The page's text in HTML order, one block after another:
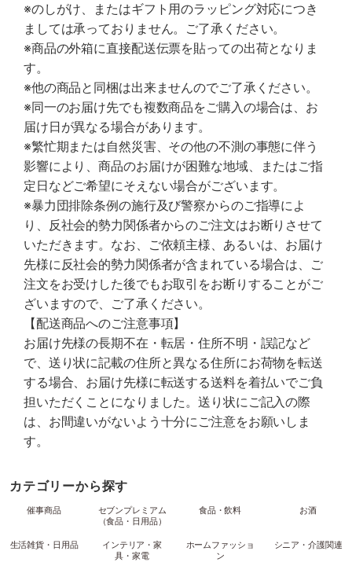
※のしがけ、またはギフト用のラッピング対応につき
ましては承っておりません。ご了承ください。
※商品の外箱に直接配送伝票を貼っての出荷となりま
す。
※他の商品と同梱は出来ませんのでご了承ください。
※同一のお届け先でも複数商品をご購入の場合は、お
届け日が異なる場合があります。
※繁忙期または自然災害、その他の不測の事態に伴う
影響により、商品のお届けが困難な地域、またはご指
定日などご希望にそえない場合がございます。
※暴力団排除条例の施行及び警察からのご指導によ
り、反社会的勢力関係者からのご注文はお断りさせて
いただきます。なお、ご依頼主様、あるいは、お届け
先様に反社会的勢力関係者が含まれている場合は、ご
注文をお受けした後でもお取引をお断りすることがご
ざいますので、ご了承ください。
【配送商品へのご注意事項】
お届け先様の長期不在・転居・住所不明・誤記など
で、送り状に記載の住所と異なる住所にお荷物を転送
する場合、お届け先様に転送する送料を着払いでご負
担いただくことになりました。送り状にご記入の際
は、お間違いがないよう十分にご注意をお願いしま
す。
カテゴリーから探す
催事商品
セブンプレミアム
（食品・日用品）
食品・飲料 お酒
生活雑貨・日用品
インテリア・家
具・家電
ホームファッショ
ン
シニア・介護関連